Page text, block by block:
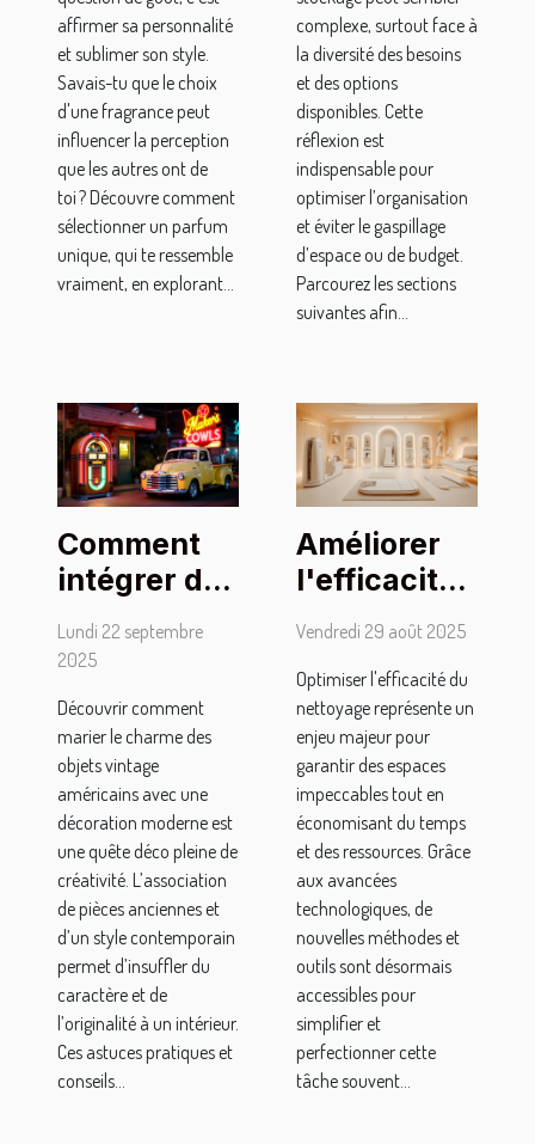
affirmer sa personnalité
et sublimer son style.
Savais-tu que le choix
d'une fragrance peut
influencer la perception
que les autres ont de
toi ? Découvre comment
sélectionner un parfum
unique, qui te ressemble
vraiment, en explorant...
complexe, surtout face à
la diversité des besoins
et des options
disponibles. Cette
réflexion est
indispensable pour
optimiser l’organisation
et éviter le gaspillage
d’espace ou de budget.
Parcourez les sections
suivantes afin...
Comment
intégrer des
objets
vintage
dans une
décoration
moderne ?
Lundi 22 septembre
2025
Découvrir comment
marier le charme des
objets vintage
américains avec une
décoration moderne est
une quête déco pleine de
créativité. L’association
de pièces anciennes et
d’un style contemporain
permet d’insuffler du
caractère et de
l’originalité à un intérieur.
Ces astuces pratiques et
conseils...
Améliorer
l'efficacité
du
techniques
et outils
modernes
Vendredi 29 août 2025
Optimiser l'efficacité du
nettoyage représente un
enjeu majeur pour
garantir des espaces
impeccables tout en
économisant du temps
et des ressources. Grâce
aux avancées
technologiques, de
nouvelles méthodes et
outils sont désormais
accessibles pour
simplifier et
perfectionner cette
tâche souvent...